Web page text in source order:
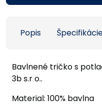
Popis
Bavlnené tričko s
3b s.r o..
Material: 100% bavlna